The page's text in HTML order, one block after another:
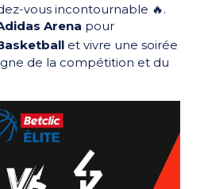
vous incontournable 🔥.
Arena pour
et vivre une soirée
de la compétition et du